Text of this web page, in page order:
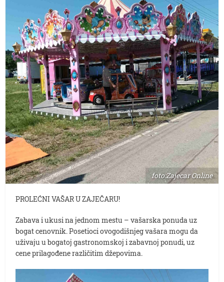
foto:Zajecar Online
PROLEĆNI VAŠAR U ZAJEČARU!
Zabava i ukusi na jednom mestu – vašarska ponuda uz
bogat cenovnik. Posetioci ovogodišnjeg vašara mogu da
uživaju u bogatoj gastronomskoj i zabavnoj ponudi, uz
cene prilagođene različitim džepovima.